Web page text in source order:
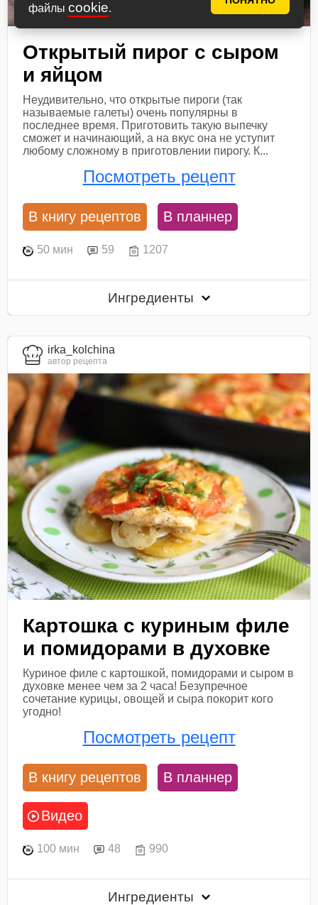
файлы cookie.
Открытый пирог с сыром
и яйцом
Неудивительно, что открытые пироги (так
называемые галеты) очень популярны в
последнее время. Приготовить такую выпечку
сможет и начинающий, а на вкус она не уступит
любому сложному в приготовлении пирогу. К...
Посмотреть рецепт
В книгу рецептов В планнер
50 мин 59 1207
Ингредиенты
irka_kolchina
автор рецепта
Картошка с куриным филе
и помидорами в духовке
Куриное филе с картошкой, помидорами и сыром в
духовке менее чем за 2 часа! Безупречное
сочетание курицы, овощей и сыра покорит кого
угодно!
Посмотреть рецепт
В книгу рецептов В планнер
Видео
100 мин 48 990
Ингредиенты